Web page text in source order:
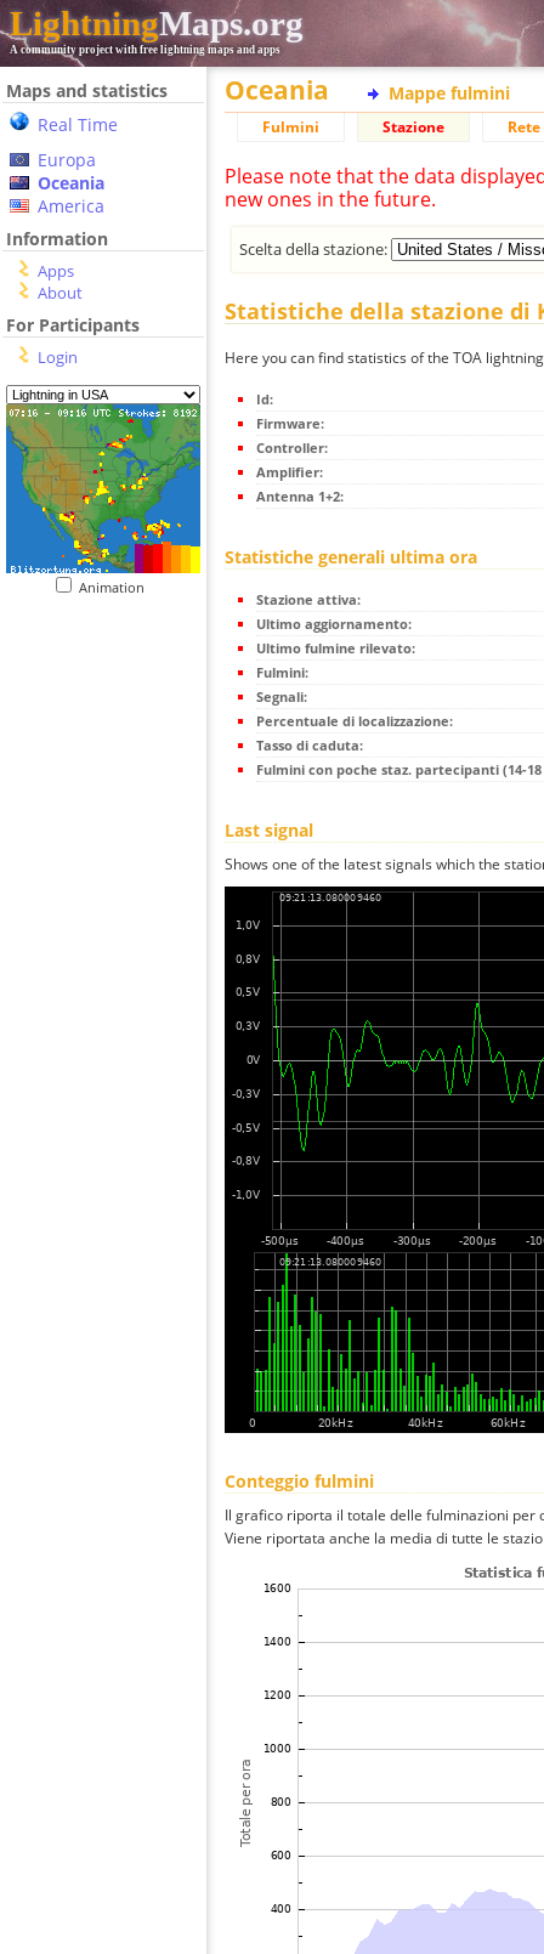
LightningMaps.org
A community project with free lightning maps and apps
Maps and statistics
Real Time
Europa
Oceania
America
Information
Apps
About
For Participants
Login
Animation
Oceania Mappe fulmini
Fulmini Stazione
Please note that the data
new ones in the future.
Scelta della stazione:
Statistiche della stazione di
Here you can find statistics of the TOA
Id:
Firmware:
Controller:
Amplifier:
Antenna 1+2:
Statistiche generali ultima ora
Stazione attiva:
Ultimo aggiornamento:
Ultimo fulmine rilevato:
Fulmini:
Segnali:
Percentuale di localizzazione:
Tasso di caduta:
Fulmini con poche staz. partecipanti (14-
Last signal
Shows one of the latest signals which the
Conteggio fulmini
Il grafico riporta il totale delle fulminazioni per
Viene riportata anche la media di tutte le